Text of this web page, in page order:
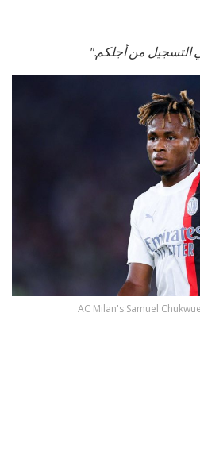
التسجيل من أجلكم."
AC Milan's Samuel